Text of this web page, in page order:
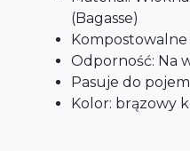
(Bagasse)
Odporność: Na
Pasuje do
Kolor: brązowy